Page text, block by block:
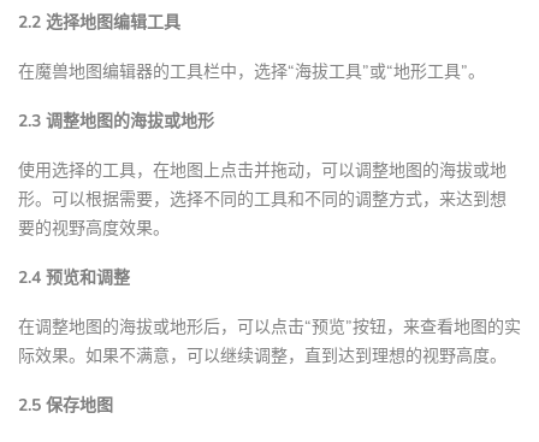
2.2 选择地图编辑工具
在魔兽地图编辑器的工具栏中，选择“海拔工具”或“地形工具”。
2.3 调整地图的海拔或地形
使用选择的工具，在地图上点击并拖动，可以调整地图的海拔或地
形。可以根据需要，选择不同的工具和不同的调整方式，来达到想
要的视野高度效果。
2.4 预览和调整
在调整地图的海拔或地形后，可以点击“预览”按钮，来查看地图的实
际效果。如果不满意，可以继续调整，直到达到理想的视野高度。
2.5 保存地图